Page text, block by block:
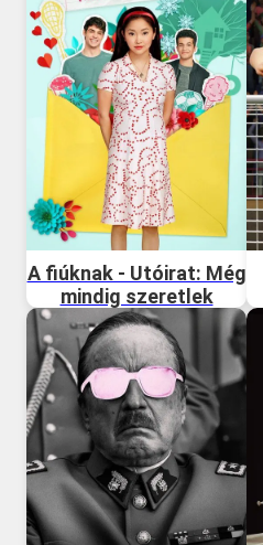
A fiúknak - Utóirat: Még
mindig szeretlek